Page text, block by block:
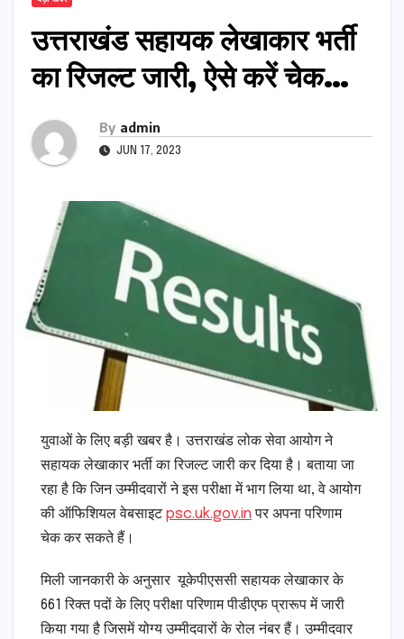
उत्तराखंड सहायक लेखाकार भर्ती
का रिजल्ट जारी, ऐसे करें चेक…
By admin
JUN 17, 2023
युवाओं के लिए बड़ी खबर है। उत्तराखंड लोक सेवा आयोग ने
सहायक लेखाकार भर्ती का रिजल्ट जारी कर दिया है। बताया जा
रहा है कि जिन उम्मीदवारों ने इस परीक्षा में भाग लिया था, वे आयोग
की ऑफिशियल वेबसाइटpsc.uk.gov.in पर अपना परिणाम
चेक कर सकते हैं।
मिली जानकारी के अनुसार यूकेपीएससी सहायक लेखाकार के
661 रिक्त पदों के लिए परीक्षा परिणाम पीडीएफ प्रारूप में जारी
किया गया है जिसमें योग्य उम्मीदवारों के रोल नंबर हैं। उम्मीदवार